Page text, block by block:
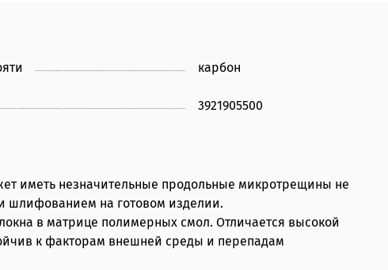
карбон
3921905500
иметь незначительные продольные микротрещины не
шлифованием на готовом изделии.
в матрице полимерных смол. Отличается высокой
к факторам внешней среды и перепадам